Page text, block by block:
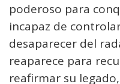
poderoso para
incapaz de
desaparecer del
reaparece para
reafirmar su